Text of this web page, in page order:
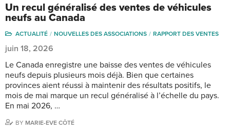
Un recul généralisé des ventes de véhicules
neufs au Canada
ACTUALITÉ NOUVELLES DES ASSOCIATIONS RAPPORT DES VENTES
juin 18, 2026
Le Canada enregistre une baisse des ventes de véhicules
neufs depuis plusieurs mois déjà. Bien que certaines
provinces aient réussi à maintenir des résultats positifs, le
mois de mai marque un recul généralisé à l’échelle du pays.
En mai 2026, …
BY MARIE-EVE CÔTÉ